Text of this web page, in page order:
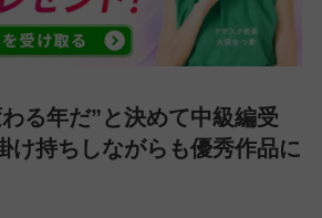
る年だ”と決めて中級編受
け持ちしながらも優秀作品に